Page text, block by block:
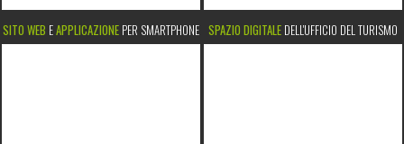
SITO WEB EAPPLICAZIONE PER SMARTPHONE SPAZIO DIGITALE DELL'UFFICIO DEL TURISMO